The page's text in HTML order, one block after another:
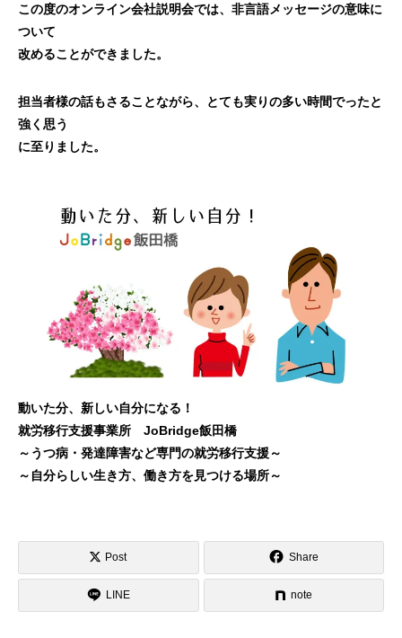
この度のオンライン会社説明会では、非言語メッセージの意味に
ついて
改めることができました。
担当者様の話もさることながら、とても実りの多い時間でったと
強く思う
に至りました。
動いた分、新しい自分になる！
就労移行支援事業所 JoBridge飯田橋
～うつ病・発達障害など専門の就労移行支援～
～自分らしい生き方、働き方を見つける場所～
Post Share
LINE note